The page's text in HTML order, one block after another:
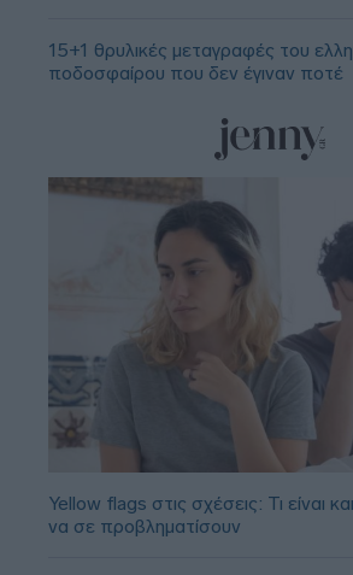
15+1 θρυλικές μεταγραφές του
ποδοσφαίρου που δεν έγιναν ποτέ
Yellow flags στις σχέσεις: Τι είναι
να σε προβληματίσουν